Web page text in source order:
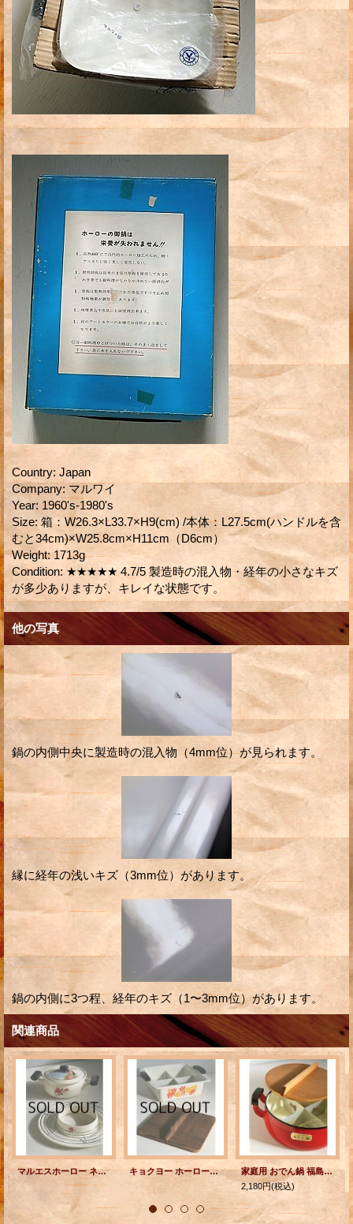
Country: Japan
Company: マルワイ
Year: 1960's-1980's
Size: 箱：W26.3×L33.7×H9(cm) /本体：L27.5cm(ハンドルを含
むと34cm)×W25.8cm×H11cm（D6cm）
Weight: 1713g
Condition: ★★★★★ 4.7/5 製造時の混入物・経年の小さなキズ
が多少ありますが、キレイな状態です。
他の写真
鍋の内側中央に製造時の混入物（4mm位）が見られます。
縁に経年の浅いキズ（3mm位）があります。
鍋の内側に3つ程、経年のキズ（1〜3mm位）があります。
関連商品
マルエスホーロー ネオ エナ シリーズ 天ぷら鍋セット ばら柄 ２L(20cm) キョクヨー ホーロー花柄おでん鍋
家庭用 おでん鍋 福島琺瑯 K.K. 赤
2,180円(税込)